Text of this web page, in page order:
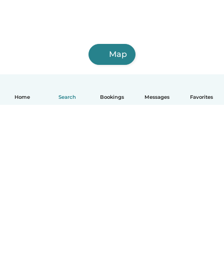
Home Search Bookings Messages Favorites
Map